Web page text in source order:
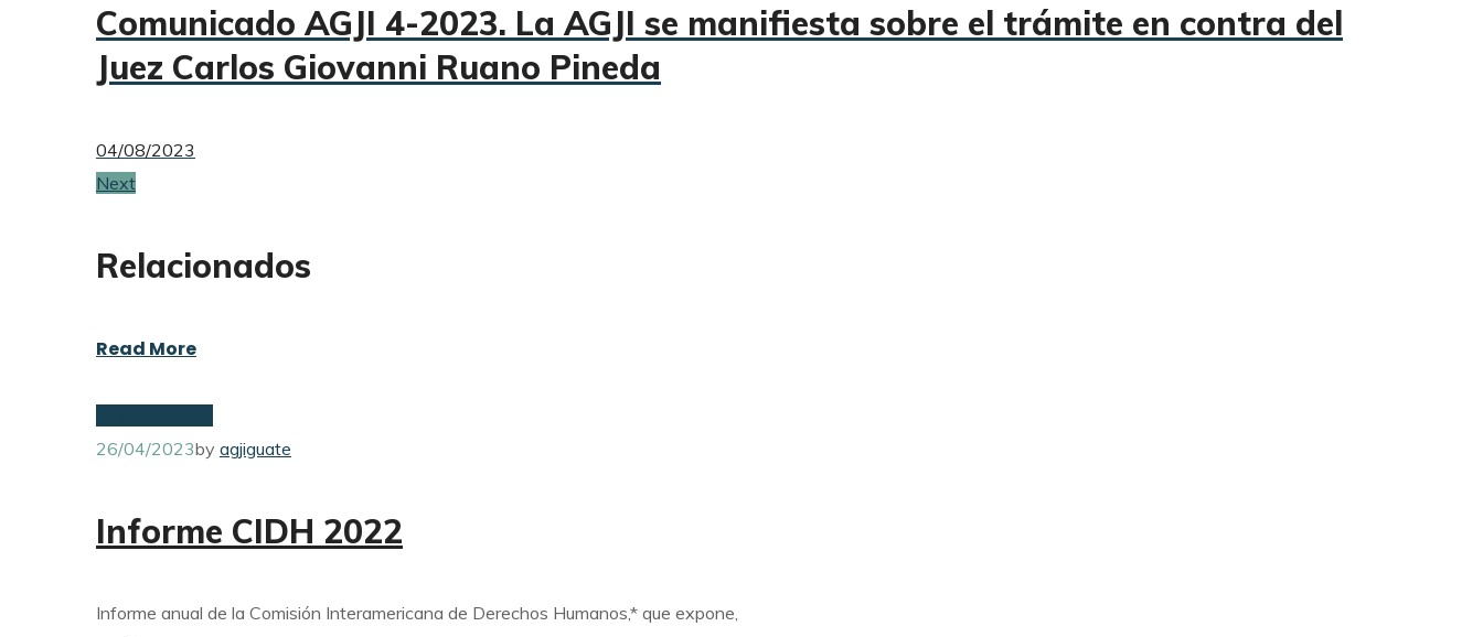
Comunicado AGJI 4-2023. La AGJI se manifiesta sobre el trámite en contra del
Juez Carlos Giovanni Ruano Pineda
04/08/2023
Next
Relacionados
Read More
26/04/2023by agjiguate
Informe CIDH 2022
Informe anual de la Comisión Interamericana de Derechos Humanos,* que expone,